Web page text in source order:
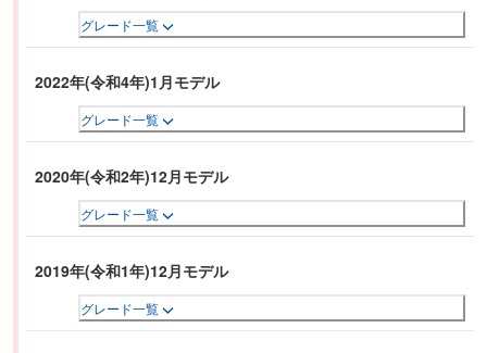
グレード一覧
2022年(令和4年)1月モデル
グレード一覧
2020年(令和2年)12月モデル
グレード一覧
2019年(令和1年)12月モデル
グレード一覧